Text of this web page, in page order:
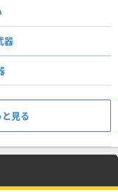
器
見る